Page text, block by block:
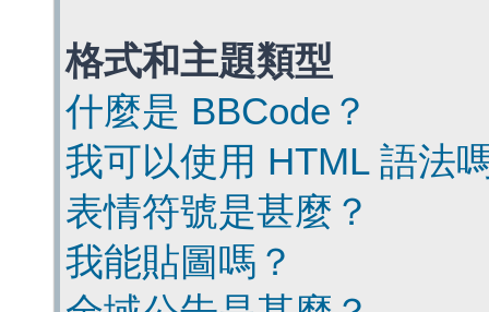
格式和主題類型
什麼是 BBCode？
我可以使用 HTML 語法
表情符號是甚麼？
我能貼圖嗎？